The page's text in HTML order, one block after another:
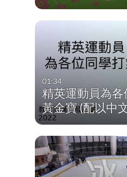
01:34
精英運動員為
黃金寶 (配以中